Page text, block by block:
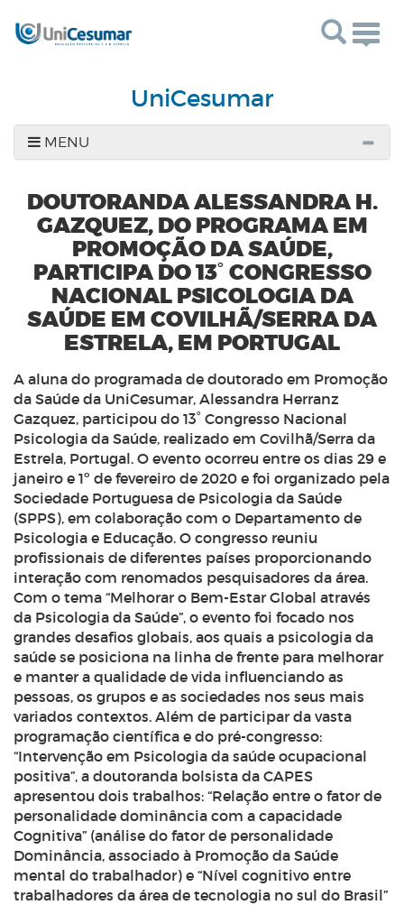
UniCesumar
MENU
DOUTORANDA ALESSANDRA H.
GAZQUEZ, DO PROGRAMA EM
PROMOÇÃO DA SAÚDE,
PARTICIPA DO 13˚ CONGRESSO
NACIONAL PSICOLOGIA DA
SAÚDE EM COVILHÃ/SERRA DA
ESTRELA, EM PORTUGAL
A aluna do programada de doutorado em Promoção
da Saúde da UniCesumar, Alessandra Herranz
Gazquez, participou do 13˚ Congresso Nacional
Psicologia da Saúde, realizado em Covilhã/Serra da
Estrela, Portugal. O evento ocorreu entre os dias 29 e
janeiro e 1º de fevereiro de 2020 e foi organizado pela
Sociedade Portuguesa de Psicologia da Saúde
(SPPS), em colaboração com o Departamento de
Psicologia e Educação. O congresso reuniu
profissionais de diferentes países proporcionando
interação com renomados pesquisadores da área.
Com o tema “Melhorar o Bem-Estar Global através
da Psicologia da Saúde”, o evento foi focado nos
grandes desafios globais, aos quais a psicologia da
saúde se posiciona na linha de frente para melhorar
e manter a qualidade de vida influenciando as
pessoas, os grupos e as sociedades nos seus mais
variados contextos. Além de participar da vasta
programação científica e do pré-congresso:
“Intervenção em Psicologia da saúde ocupacional
positiva”, a doutoranda bolsista da CAPES
apresentou dois trabalhos: “Relação entre o fator de
personalidade dominância com a capacidade
Cognitiva” (análise do fator de personalidade
Dominância, associado à Promoção da Saúde
mental do trabalhador) e “Nível cognitivo entre
trabalhadores da área de tecnologia no sul do Brasil”